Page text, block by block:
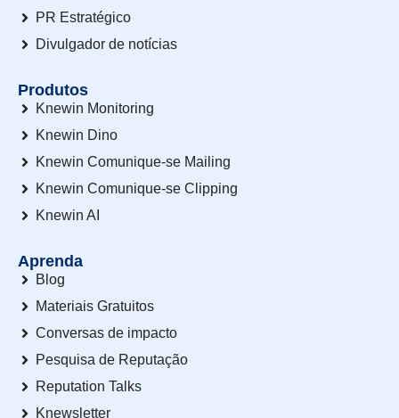
PR Estratégico
Divulgador de notícias
Produtos
Knewin Monitoring
Knewin Dino
Knewin Comunique-se Mailing
Knewin Comunique-se Clipping
Knewin AI
Aprenda
Blog
Materiais Gratuitos
Conversas de impacto
Pesquisa de Reputação
Reputation Talks
Knewsletter